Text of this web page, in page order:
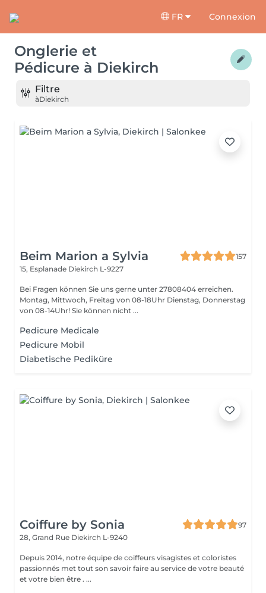
FR Connexion
Onglerie et
Pédicure à Diekirch
Filtre
àDiekirch
Beim Marion a Sylvia
157
15, Esplanade Diekirch L-9227
Bei Fragen können Sie uns gerne unter 27808404 erreichen.
Montag, Mittwoch, Freitag von 08-18Uhr Dienstag, Donnerstag
von 08-14Uhr! Sie können nicht ...
Pedicure Medicale
Pedicure Mobil
Diabetische Pediküre
Coiffure by Sonia
97
28, Grand Rue Diekirch L-9240
Depuis 2014, notre équipe de coiffeurs visagistes et coloristes
passionnés met tout son savoir faire au service de votre beauté
et votre bien être . ...